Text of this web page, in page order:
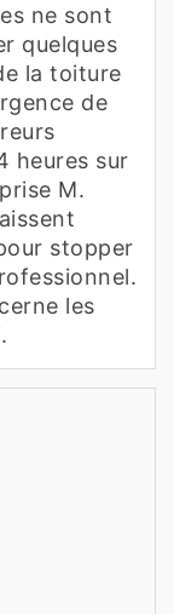
ne sont
quelques
la toiture
de
heures sur
M.
stopper
les